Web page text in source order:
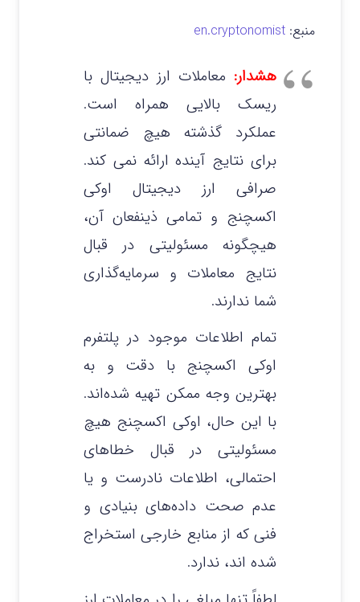
منبع: en.cryptonomist
هشدار: معاملات ارز دیجیتال با
ریسک بالایی همراه است.
عملکرد گذشته هیچ ضمانتی
برای نتایج آینده ارائه نمی‌ کند.
صرافی ارز دیجیتال اوکی
اکسچنج و تمامی ذینفعان آن،
هیچگونه مسئولیتی در قبال
نتایج معاملات و سرمایه‌گذاری
شما ندارند.
تمام اطلاعات موجود در پلتفرم
اوکی اکسچنج با دقت و به
بهترین وجه ممکن تهیه شده‌اند.
با این حال، اوکی اکسچنج هیچ
مسئولیتی در قبال خطاهای
احتمالی، اطلاعات نادرست و یا
عدم صحت داده‌های بنیادی و
فنی که از منابع خارجی استخراج
شده‌ اند، ندارد.